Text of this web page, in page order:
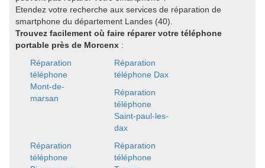
Etendez votre recherche aux services de réparation de
smartphone du département Landes (40).
Trouvez facilement où faire réparer votre téléphone
portable près de Morcenx :
Réparation
téléphone
Mont-de-
marsan
Réparation
téléphone Dax
Réparation
téléphone
Saint-paul-les-
dax
Réparation
téléphone
Réparation
téléphone